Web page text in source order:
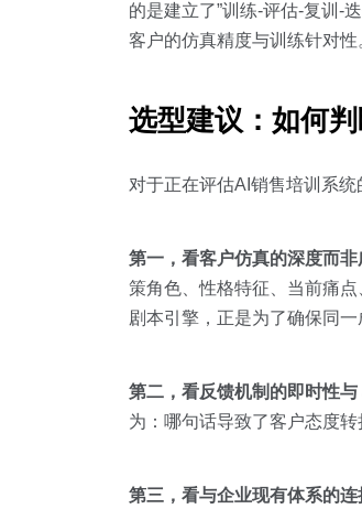
的是建立了”训练-评估-复训-
客户的仿真精度与训练针对性
选型建议：如何
对于正在评估AI销售培训系
第一，看客户仿真的深度而非
策角色、性格特征、当前痛
剧本引擎，正是为了确保同一
第二，看反馈机制的即时性与
为：哪句话导致了客户态度
第三，看与企业现有体系的连